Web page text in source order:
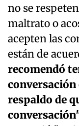
no se
maltrato o
acepten las
están de
recomendó
conversación
respaldo de